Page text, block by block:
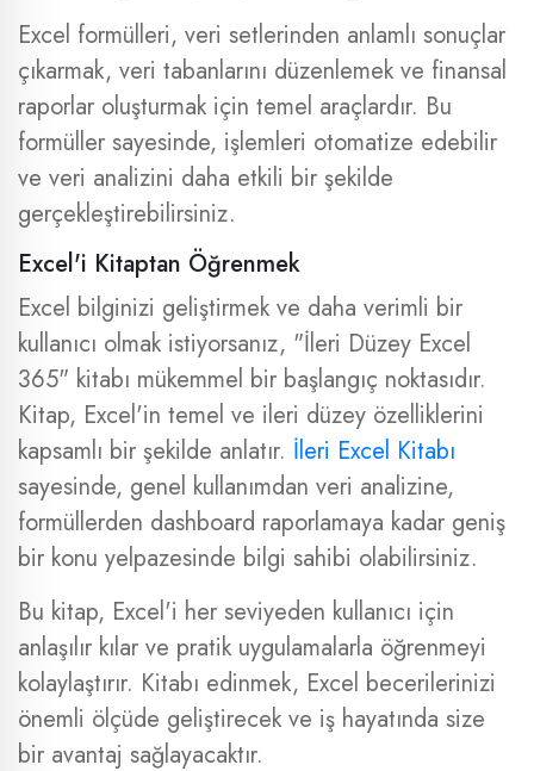
Excel formülleri, veri setlerinden anlamlı sonuçlar
çıkarmak, veri tabanlarını düzenlemek ve finansal
raporlar oluşturmak için temel araçlardır. Bu
formüller sayesinde, işlemleri otomatize edebilir
ve veri analizini daha etkili bir şekilde
gerçekleştirebilirsiniz.
Excel'i Kitaptan Öğrenmek
Excel bilginizi geliştirmek ve daha verimli bir
kullanıcı olmak istiyorsanız, "İleri Düzey Excel
365" kitabı mükemmel bir başlangıç noktasıdır.
Kitap, Excel'in temel ve ileri düzey özelliklerini
kapsamlı bir şekilde anlatır. İleri Excel Kitabı
sayesinde, genel kullanımdan veri analizine,
formüllerden dashboard raporlamaya kadar geniş
bir konu yelpazesinde bilgi sahibi olabilirsiniz.
Bu kitap, Excel'i her seviyeden kullanıcı için
anlaşılır kılar ve pratik uygulamalarla öğrenmeyi
kolaylaştırır. Kitabı edinmek, Excel becerilerinizi
önemli ölçüde geliştirecek ve iş hayatında size
bir avantaj sağlayacaktır.